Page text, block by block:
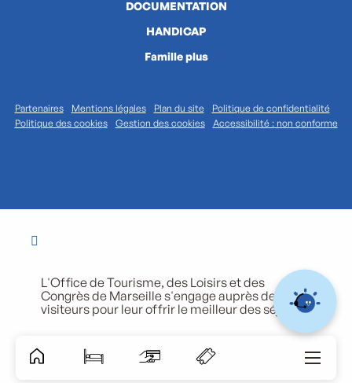
DOCUMENTATION
HANDICAP
Famille plus
Partenaires Mentions légales Plan du site
Politique de confidentialité
Politique des cookies
Gestion des cookies Accessibilité : non conforme
L'Office de Tourisme, des Loisirs et des
Congrès de Marseille s'engage auprès de ses
visiteurs pour leur offrir le meilleur des séjours.